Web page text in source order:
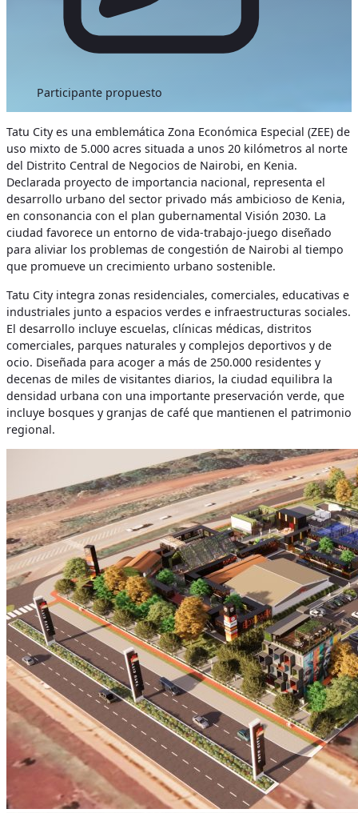
Participante propuesto
Tatu City es una emblemática Zona Económica Especial (ZEE) de
uso mixto de 5.000 acres situada a unos 20 kilómetros al norte
del Distrito Central de Negocios de Nairobi, en Kenia.
Declarada proyecto de importancia nacional, representa el
desarrollo urbano del sector privado más ambicioso de Kenia,
en consonancia con el plan gubernamental Visión 2030. La
ciudad favorece un entorno de vida-trabajo-juego diseñado
para aliviar los problemas de congestión de Nairobi al tiempo
que promueve un crecimiento urbano sostenible.
Tatu City integra zonas residenciales, comerciales, educativas e
industriales junto a espacios verdes e infraestructuras sociales.
El desarrollo incluye escuelas, clínicas médicas, distritos
comerciales, parques naturales y complejos deportivos y de
ocio. Diseñada para acoger a más de 250.000 residentes y
decenas de miles de visitantes diarios, la ciudad equilibra la
densidad urbana con una importante preservación verde, que
incluye bosques y granjas de café que mantienen el patrimonio
regional.